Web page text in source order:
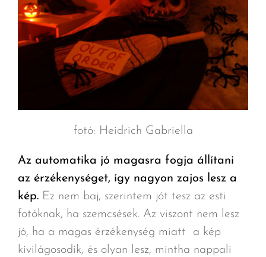
fotó: Heidrich Gabriella
Az automatika jó magasra fogja állítani
az érzékenységet, így nagyon zajos lesz a
kép.Ez nem baj, szerintem jót tesz az esti
fotóknak, ha szemcsések. Az viszont nem lesz
jó, ha a magas érzékenység miatt a kép
kivilágosodik, és olyan lesz, mintha nappali